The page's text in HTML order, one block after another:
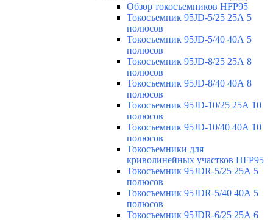
Обзор токосъемников HFP95
Токосъемник 95JD-5/25 25А 5
полюсов
Токосъемник 95JD-5/40 40А 5
полюсов
Токосъемник 95JD-8/25 25А 8
полюсов
Токосъемник 95JD-8/40 40А 8
полюсов
Токосъемник 95JD-10/25 25А 10
полюсов
Токосъемник 95JD-10/40 40А 10
полюсов
Токосъемники для
криволинейных участков HFP95
Токосъемник 95JDR-5/25 25А 5
полюсов
Токосъемник 95JDR-5/40 40А 5
полюсов
Токосъемник 95JDR-6/25 25А 6